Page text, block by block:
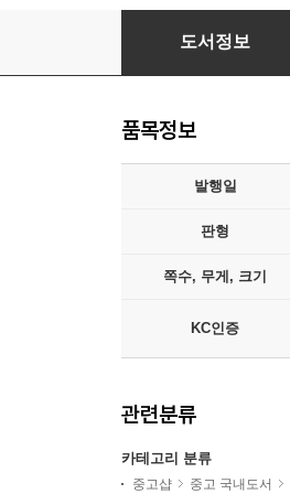
책 먹는 여우
도서정보
품목정보
발행일
판형
쪽수, 무게, 크기
KC인증
관련분류
카테고리 분류
중고샵 중고 국내도서